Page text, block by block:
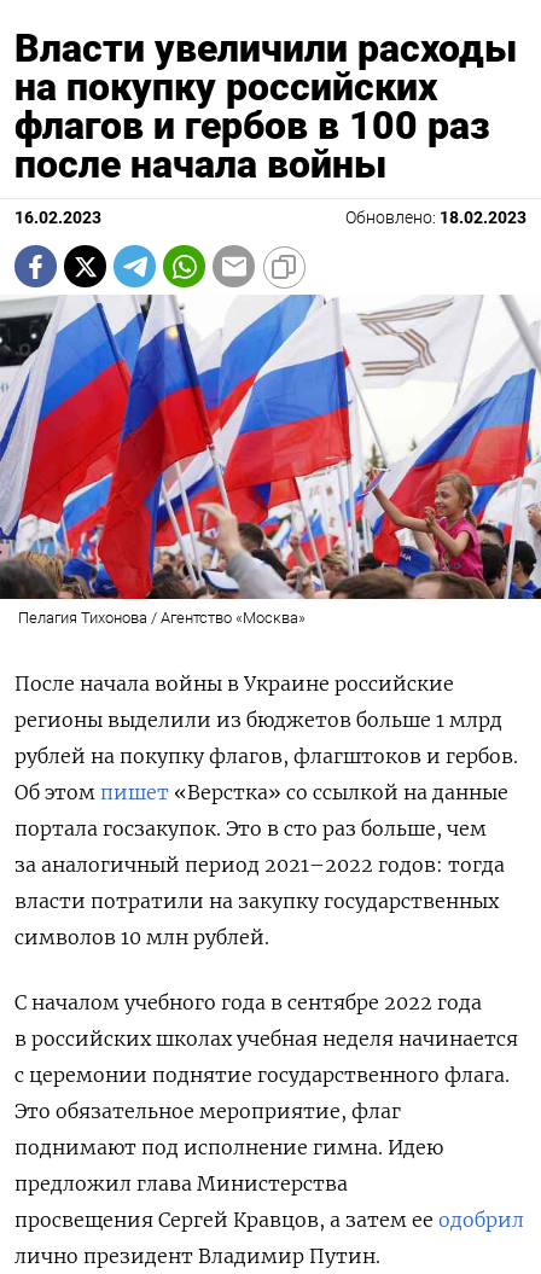
Власти увеличили расходы
на покупку российских
флагов и гербов в 100 раз
после начала войны
16.02.2023 Обновлено: 18.02.2023
Пелагия Тихонова / Агентство «Москва»
После начала войны в Украине российские
регионы выделили из бюджетов больше 1 млрд
рублей на покупку флагов, флагштоков и гербов.
Об этом пишет «Верстка» со ссылкой на данные
портала госзакупок. Это в сто раз больше, чем
за аналогичный период 2021–2022 годов: тогда
власти потратили на закупку государственных
символов 10 млн рублей.
С началом учебного года в сентябре 2022 года
в российских школах учебная неделя начинается
с церемонии поднятие государственного флага.
Это обязательное мероприятие, флаг
поднимают под исполнение гимна. Идею
предложил глава Министерства
просвещения Сергей Кравцов, а затем ее одобрил
лично президент Владимир Путин.